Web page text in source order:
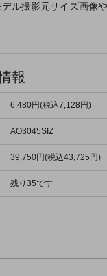
ル撮影元サイズ画像
報
6,480円(税込7,128円)
AO3045SIZ
39,750円(税込43,725円)
残り35です